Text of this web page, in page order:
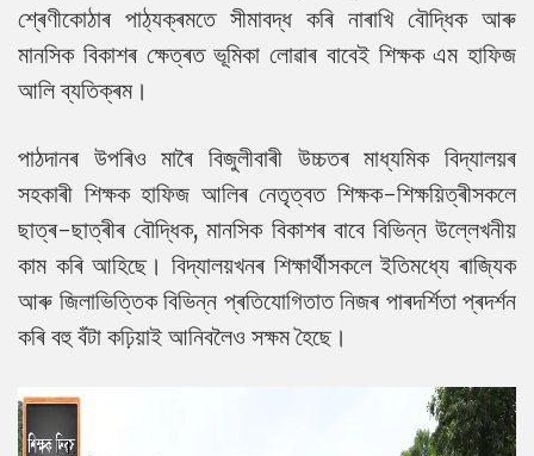
শ্ৰেণীকোঠাৰ পাঠ্যক্ৰমতে সীমাবদ্ধ কৰি নাৰাখি বৌদ্ধিক আৰু
মানসিক বিকাশৰ ক্ষেত্ৰত ভূমিকা লোৱাৰ বাবেই শিক্ষক এম হাফিজ
আলি ব্যতিক্ৰম।
পাঠদানৰ উপৰিও মাৰৈ বিজুলীবাৰী উচ্চতৰ মাধ্যমিক বিদ্যালয়ৰ
সহকাৰী শিক্ষক হাফিজ আলিৰ নেতৃত্বত শিক্ষক-শিক্ষয়িত্ৰীসকলে
ছাত্ৰ-ছাত্ৰীৰ বৌদ্ধিক, মানসিক বিকাশৰ বাবে বিভিন্ন উল্লেখনীয়
কাম কৰি আহিছে। বিদ্যালয়খনৰ শিক্ষাৰ্থীসকলে ইতিমধ্যে ৰাজ্যিক
আৰু জিলাভিত্তিক বিভিন্ন প্ৰতিযোগিতাত নিজৰ পাৰদৰ্শিতা প্ৰদৰ্শন
কৰি বহু বঁটা কঢ়িয়াই আনিবলৈও সক্ষম হৈছে।